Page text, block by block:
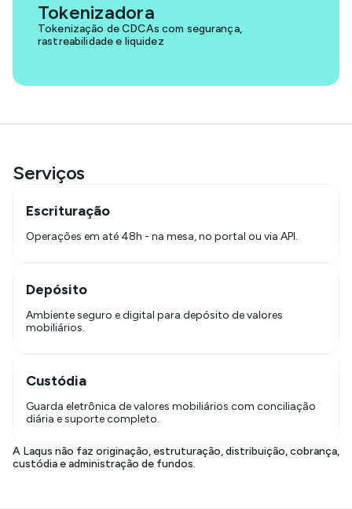
Tokenizadora
Tokenização de CDCAs com segurança,
rastreabilidade e liquidez
Serviços
Escrituração
Operações em até 48h - na mesa, no portal ou via API.
Depósito
Ambiente seguro e digital para depósito de valores
mobiliários.
Custódia
Guarda eletrônica de valores mobiliários com conciliação
diária e suporte completo.
A Laqus não faz originação, estruturação, distribuição, cobrança,
custódia e administração de fundos.